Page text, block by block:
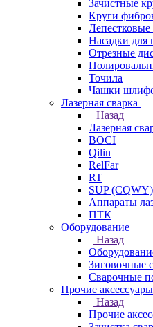
Зачистные
Круги
Насадки для
Отрезные
Точила
Чашки
Лазерная сварка
Назад
Лазерная
BOCI
Qilin
RelFar
RT
SUP (CQWY)
Аппараты
ПТК
Оборудование
Назад
Зиговочные
Сварочные
Прочие аксессуары
Назад
Прочие